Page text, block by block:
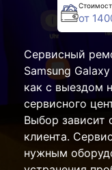
от
Сервисный
Samsung
как с выездом
сервисного
Выбор зависит
клиента.
нужным